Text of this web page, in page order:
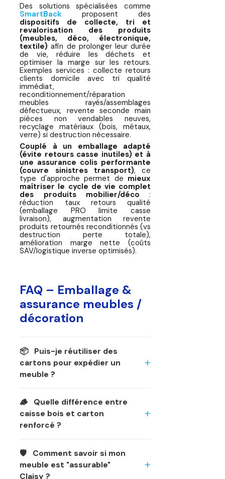
Des solutions spécialisées comme
SmartBack
proposent des
dispositifs de collecte, tri et
revalorisation des produits
(meubles, déco, électronique,
textile) afin de prolonger leur durée
de vie, réduire les déchets et
optimiser la marge sur les retours.
Exemples services : collecte retours
clients domicile avec tri qualité
immédiat,
reconditionnement/réparation
meubles rayés/assemblages
défectueux, revente seconde main
pièces non vendables neuves,
recyclage matériaux (bois, métaux,
verre) si destruction nécessaire.
Couplé à un emballage adapté
(évite retours casse inutiles) et à
une assurance colis performante
(couvre sinistres transport), ce
type d'approche permet de mieux
maîtriser le cycle de vie complet
des produits mobilier/déco :
réduction taux retours qualité
(emballage PRO limite casse
livraison), augmentation revente
produits retournés reconditionnés (vs
destruction perte totale),
amélioration marge nette (coûts
SAV/logistique inverse optimisés).
FAQ – Emballage &
assurance meubles /
décoration
📦 Puis-je réutiliser des
cartons pour expédier un
meuble ?
🪵 Quelle différence entre
caisse bois et carton
renforcé ?
🛡️ Comment savoir si mon
meuble est "assurable"
Claisy ?